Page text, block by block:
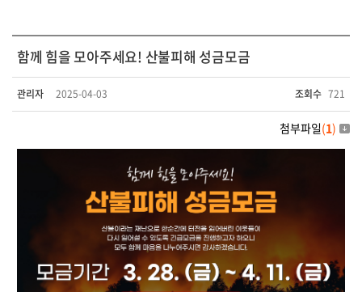
함께 힘을 모아주세요! 산불피해 성금모금
관리자 2025-04-03 조회수 721
첨부파일(1)